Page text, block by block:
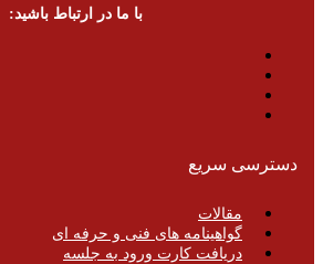
با ما در ارتباط باشید:
دسترسی سریع
مقالات
گواهینامه های فنی و حرفه ای
دریافت کارت ورود به جلسه